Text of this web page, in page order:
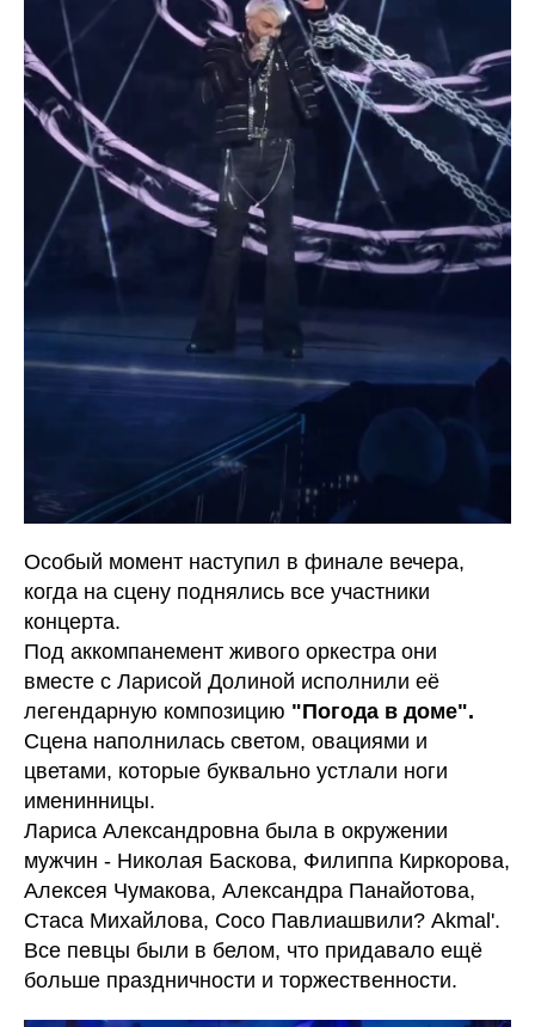
Особый момент наступил в финале вечера,
когда на сцену поднялись все участники
концерта.
Под аккомпанемент живого оркестра они
вместе с Ларисой Долиной исполнили её
легендарную композицию "Погода в доме".
Сцена наполнилась светом, овациями и
цветами, которые буквально устлали ноги
именинницы.
Лариса Александровна была в окружении
мужчин - Николая Баскова, Филиппа Киркорова,
Алексея Чумакова, Александра Панайотова,
Стаса Михайлова, Сосо Павлиашвили? Akmal'.
Все певцы были в белом, что придавало ещё
больше праздничности и торжественности.